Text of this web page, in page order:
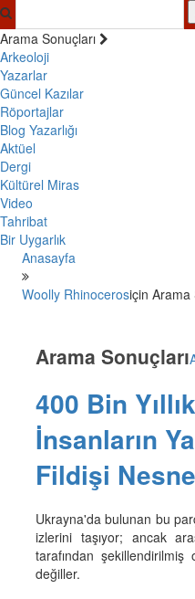
Arama Sonuçları
Arkeoloji
Yazarlar
Güncel Kazılar
Röportajlar
Blog Yazarlığı
Aktüel
Dergi
Kültürel Miras
Video
Tahribat
Bir Uygarlık
Anasayfa
Woolly Rhinocerosiçin Arama
Arama Sonuçları
400 Bin
İnsanların
Fildişi
Ukrayna'da bulunan bu
izlerini taşıyor; ancak
tarafından
değiller.